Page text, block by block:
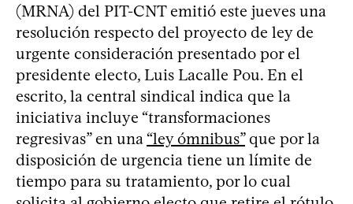
(MRNA) del PIT-CNT emitió este jueves una
resolución respecto del proyecto de ley de
urgente consideración presentado por el
presidente electo, Luis Lacalle Pou. En el
escrito, la central sindical indica que la
iniciativa incluye “transformaciones
regresivas” en una “ley ómnibus”que por la
disposición de urgencia tiene un límite de
tiempo para su tratamiento, por lo cual